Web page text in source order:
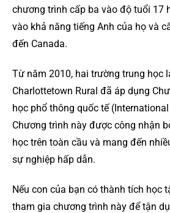
chương trình cấp ba vào độ tuổi 17
vào khả năng tiếng Anh của họ và
đến Canada.
Từ năm 2010, hai trường trung học
Charlottetown Rural đã áp dụng
học phổ thông quốc tế
Chương trình này được công nhận
học trên toàn cầu và mang đến
sự nghiệp hấp dẫn.
Nếu con của bạn có thành tích học
tham gia chương trình này để tận